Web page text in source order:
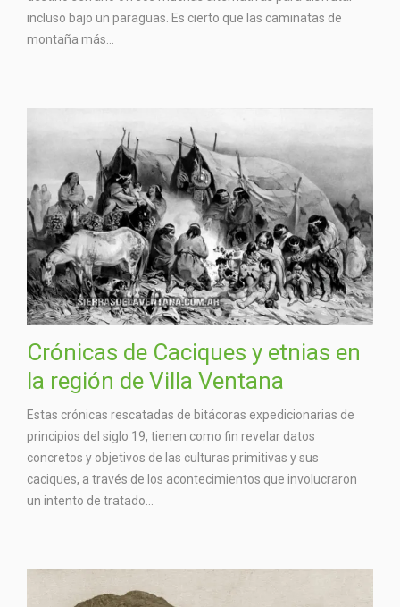
incluso bajo un paraguas. Es cierto que las caminatas de
montaña más...
Crónicas de Caciques y etnias en
la región de Villa Ventana
Estas crónicas rescatadas de bitácoras expedicionarias de
principios del siglo 19, tienen como fin revelar datos
concretos y objetivos de las culturas primitivas y sus
caciques, a través de los acontecimientos que involucraron
un intento de tratado...